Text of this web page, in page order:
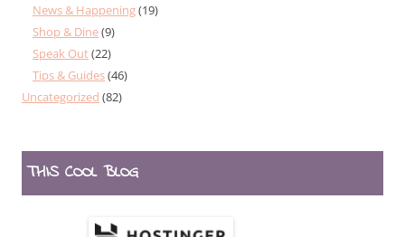
News & Happening(19)
Shop & Dine(9)
Speak Out(22)
Tips & Guides(46)
Uncategorized (82)
THIS COOL BLOG